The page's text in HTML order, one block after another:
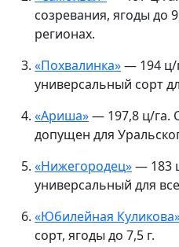
созревания, ягоды до
регионах.
«Похвалинка»— 194 ц/
универсальный сорт
«Ариша»— 197,8 ц/га.
допущен для
«Нижегородец»— 183
универсальный для
«Юбилейная
сорт, ягоды до 7,5 г.